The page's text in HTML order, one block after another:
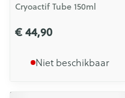
Cryoactif Tube 150ml
€ 44,90
Niet beschikbaar